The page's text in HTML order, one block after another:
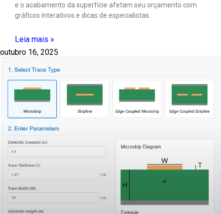
e o acabamento da superfície afetam seu orçamento com
gráficos interativos e dicas de especialistas.
Leia mais »
outubro 16, 2025